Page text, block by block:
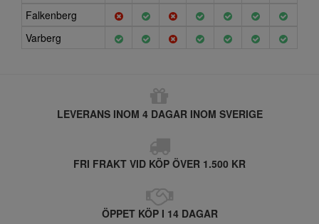
Falkenberg
Varberg
LEVERANS INOM 4 DAGAR INOM SVERIGE
FRI FRAKT VID KÖP ÖVER 1.500 KR
ÖPPET KÖP I 14 DAGAR